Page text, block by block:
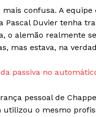
confusa. A
Pascal Duvier tenha
o alemão realmente
mas estava, na
passiva no
pessoal de
utilizou o mesmo